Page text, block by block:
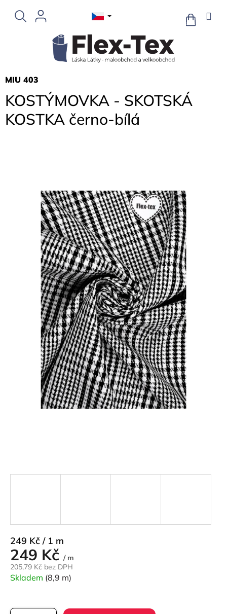
obsah
NÁKUPNÍ
KOŠÍK
KOSTÝMOVKA - SKOTSKÁ
KOSTKA černo-bílá
MIU 403
249 Kč / m
205,79 Kč bez DPH
Měrná
cena:
249 Kč / 1 m
Skladem (8,9 m)